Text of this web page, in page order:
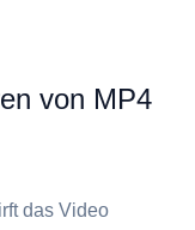
von ⁦MP4⁩
das Video